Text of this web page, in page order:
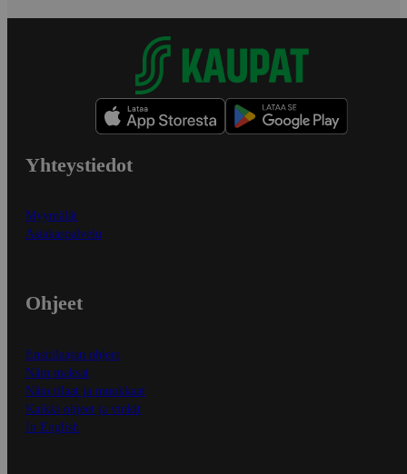
Yhteystiedot
Myymälät
Asiakaspalvelu
Ohjeet
Ensitilaajan ohjeet
Näin maksat
Näin tilaat ja muokkaat
Kaikki ohjeet ja vinkit
In English